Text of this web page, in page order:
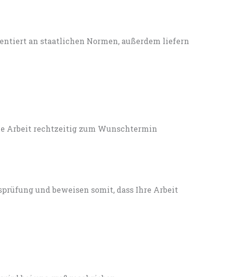
an staatlichen Normen, außerdem liefern
Arbeit rechtzeitig zum Wunschtermin
und beweisen somit, dass Ihre Arbeit